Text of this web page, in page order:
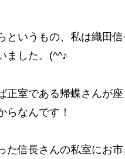
というもの、私は織田
ました。(^^♪
正室である帰蝶さんが
らなんです！
た信長さんの私室にお